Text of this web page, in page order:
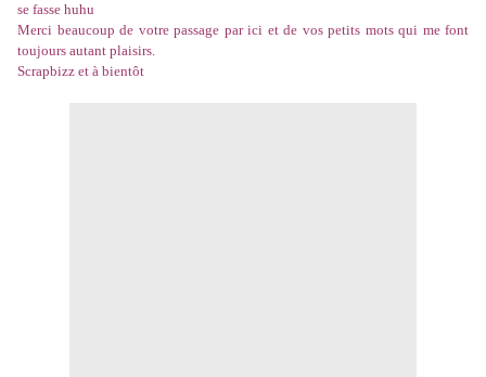
se fasse huhu
Merci beaucoup de votre passage par ici et de vos petits mots qui me font
toujours autant plaisirs.
Scrapbizz et à bientôt